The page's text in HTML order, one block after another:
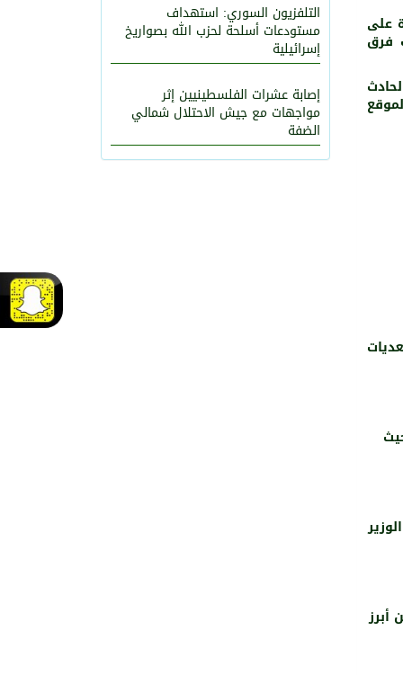
التلفزيون السوري: استهداف
مستودعات أسلحة لحزب الله بصواريخ
إسرائيلية
إصابة عشرات الفلسطينيين إثر
مواجهات مع جيش الاحتلال شمالي
الضفة
على
فرق
كشف المتحدث الرسمي لوزارة التجارة والاستثمار عبدالرحمن الحسين، عن ‏‫أبرز